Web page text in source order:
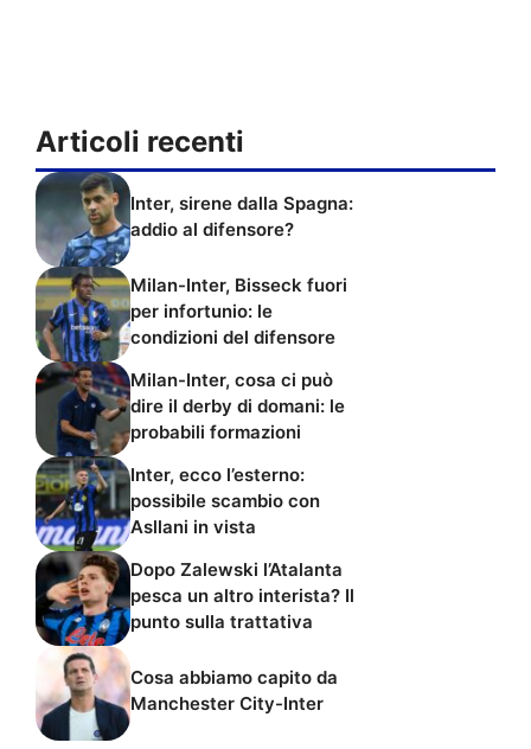
Articoli recenti
Inter, sirene dalla Spagna:
addio al difensore?
Milan-Inter, Bisseck fuori
per infortunio: le
condizioni del difensore
Milan-Inter, cosa ci può
dire il derby di domani: le
probabili formazioni
Inter, ecco l’esterno:
possibile scambio con
Asllani in vista
Dopo Zalewski l’Atalanta
pesca un altro interista? Il
punto sulla trattativa
Cosa abbiamo capito da
Manchester City-Inter